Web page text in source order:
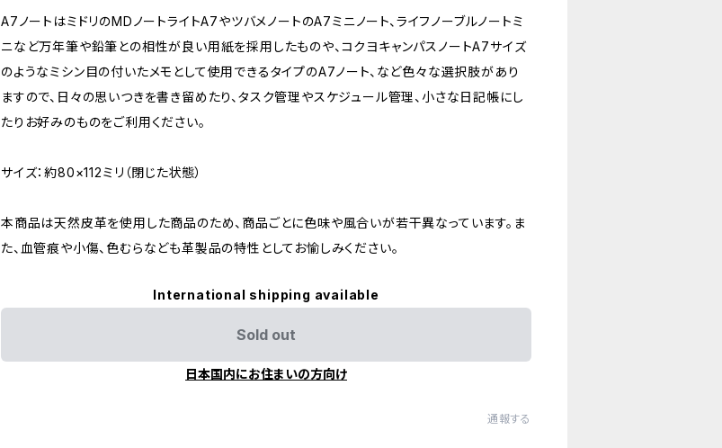
A7ノートはミドリのMDノートライトA7やツバメノートのA7ミニノート、ライフノーブルノートミ
ニなど万年筆や鉛筆との相性が良い用紙を採用したものや、コクヨキャンパスノートA7サイズ
のようなミシン目の付いたメモとして使用できるタイプのA7ノート、など色々な選択肢があり
ますので、日々の思いつきを書き留めたり、タスク管理やスケジュール管理、小さな日記帳にし
たりお好みのものをご利用ください。
サイズ：約80×112ミリ（閉じた状態）
本商品は天然皮革を使用した商品のため、商品ごとに色味や風合いが若干異なっています。ま
た、血管痕や小傷、色むらなども革製品の特性としてお愉しみください。
International shipping available
Sold out
日本国内にお住まいの方向け
通報する